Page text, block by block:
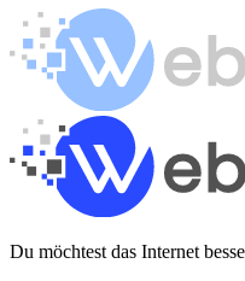
Du möchtest das Internet